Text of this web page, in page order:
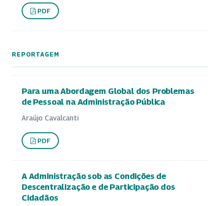
PDF
REPORTAGEM
Para uma Abordagem Global dos Problemas
de Pessoal na Administração Pública
Araújo Cavalcanti
PDF
A Administração sob as Condições de
Descentralização e de Participação dos
Cidadãos